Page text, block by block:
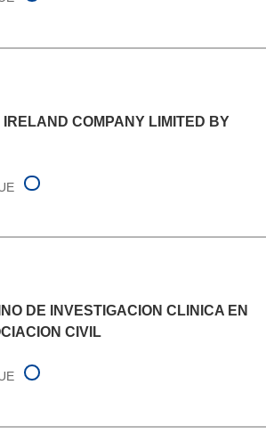
COMPANY LIMITED BY
DE INVESTIGACION CLINICA EN
CIVIL